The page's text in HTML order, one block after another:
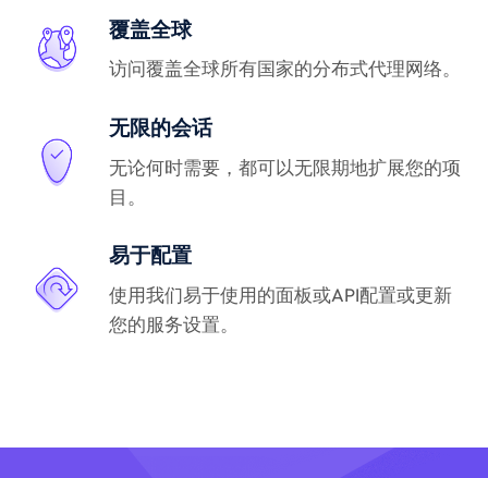
覆盖全球
访问覆盖全球所有国家的分布式代理网络。
无限的会话
无论何时需要，都可以无限期地扩展您的项
目。
易于配置
使用我们易于使用的面板或API配置或更新
您的服务设置。